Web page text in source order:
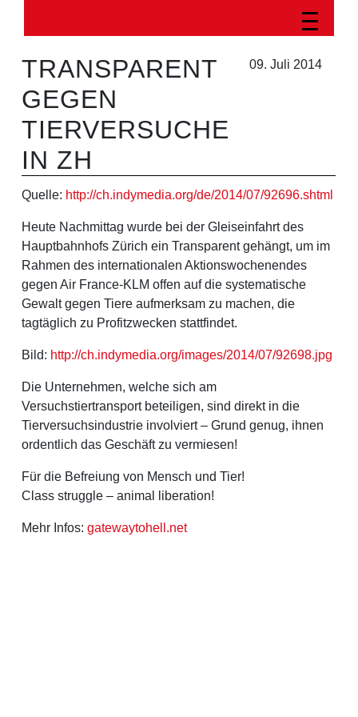
09. Juli 2014
TRANSPARENT
GEGEN
TIERVERSUCHE
IN ZH
Quelle: http://ch.indymedia.org/de/2014/07/92696.shtml
Heute Nachmittag wurde bei der Gleiseinfahrt des
Hauptbahnhofs Zürich ein Transparent gehängt, um im
Rahmen des internationalen Aktionswochenendes
gegen Air France-KLM offen auf die systematische
Gewalt gegen Tiere aufmerksam zu machen, die
tagtäglich zu Profitzwecken stattfindet.
Bild: http://ch.indymedia.org/images/2014/07/92698.jpg
Die Unternehmen, welche sich am
Versuchstiertransport beteiligen, sind direkt in die
Tierversuchsindustrie involviert – Grund genug, ihnen
ordentlich das Geschäft zu vermiesen!
Für die Befreiung von Mensch und Tier!
Class struggle – animal liberation!
Mehr Infos: gatewaytohell.net